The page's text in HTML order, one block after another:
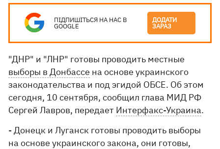
ПІДПИШІТЬСЯ НА НАС В
GOOGLE
ДОДАТИ
ЗАРАЗ
"ДНР" и "ЛНР" готовы проводить местные
выборы в Донбассе на основе украинского
законодательства и под эгидой ОБСЕ. Об этом
сегодня, 10 сентября, сообщил глава МИД РФ
Сергей Лавров, передает Интерфакс-Украина.
- Донецк и Луганск готовы проводить выборы
на основе украинского закона, они готовы,